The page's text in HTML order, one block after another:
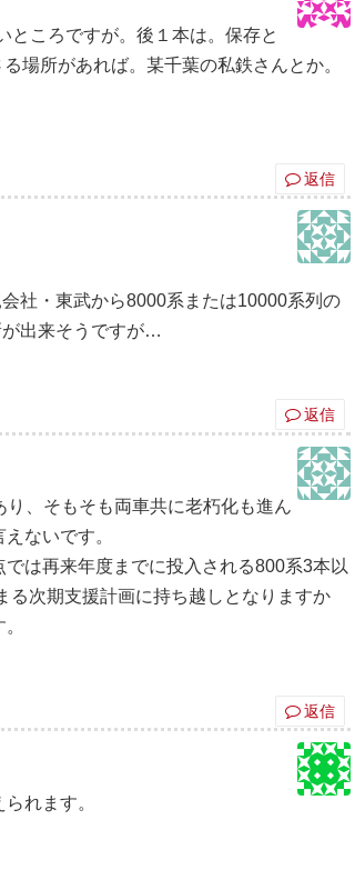
ところですが。後１本は。保存と
場所があれば。某千葉の私鉄さんとか。
返信
社・東武から8000系または10000系列の
が出来そうですが…
返信
、そもそも両車共に老朽化も進ん
ないです。
は再来年度までに投入される800系3本以
る次期支援計画に持ち越しとなりますか
返信
れます。